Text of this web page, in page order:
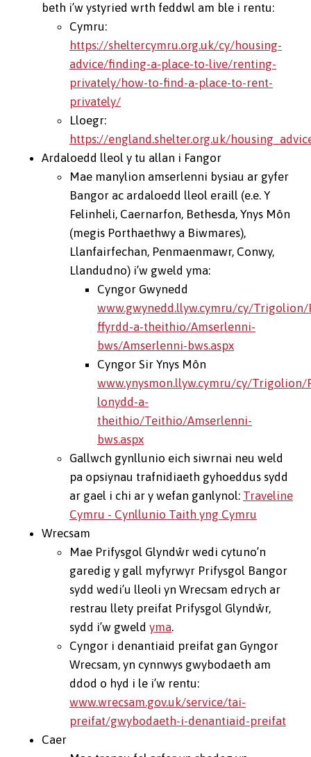
beth i’w ystyried wrth feddwl am ble i rentu:
Cymru:
https://sheltercymru.org.uk/cy/housing-
advice/finding-a-place-to-live/renting-
privately/how-to-find-a-place-to-rent-
privately/
Lloegr:
https://england.shelter.org.uk/
Ardaloedd lleol y tu allan i Fangor
Mae manylion amserlenni bysiau ar gyfer
Bangor ac ardaloedd lleol eraill (e.e. Y
Felinheli, Caernarfon, Bethesda, Ynys Môn
(megis Porthaethwy a Biwmares),
Llanfairfechan, Penmaenmawr, Conwy,
Llandudno) i’w gweld yma:
Cyngor Gwynedd
www.gwynedd.llyw.cymru/cy/Trigolion/
ffyrdd-a-theithio/Amserlenni-
bws/Amserlenni-bws.aspx
Cyngor Sir Ynys Môn
www.ynysmon.llyw.cymru/cy/Trigolion/
lonydd-a-
theithio/Teithio/Amserlenni-
bws.aspx
Gallwch gynllunio eich siwrnai neu weld
pa opsiynau trafnidiaeth gyhoeddus sydd
ar gael i chi ar y wefan ganlynol: Traveline
Cymru - Cynllunio Taith yng Cymru
Wrecsam
Mae Prifysgol Glyndŵr wedi cytuno’n
garedig y gall myfyrwyr Prifysgol Bangor
sydd wedi’u lleoli yn Wrecsam edrych ar
restrau llety preifat Prifysgol Glyndŵr,
sydd i’w gweld yma.
Cyngor i denantiaid preifat gan Gyngor
Wrecsam, yn cynnwys gwybodaeth am
ddod o hyd i le i’w rentu:
www.wrecsam.gov.uk/service/tai-
preifat/gwybodaeth-i-denantiaid-preifat
Caer